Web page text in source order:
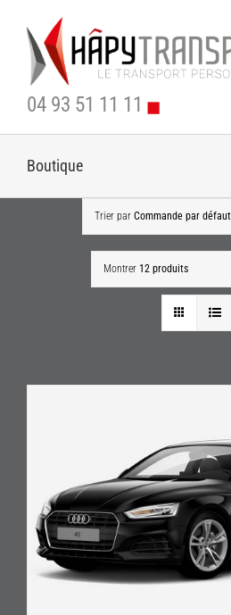
contenu
04 93 51 11 11
Boutique
Trier par Commande par défaut
Montrer 12 produits